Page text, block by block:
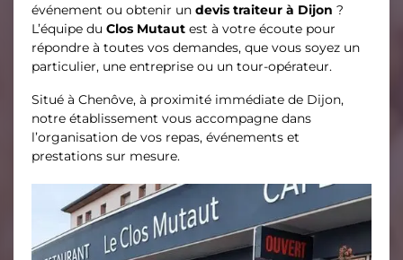
événement ou obtenir un devis traiteur à Dijon ?
L’équipe du Clos Mutaut est à votre écoute pour
répondre à toutes vos demandes, que vous soyez un
particulier, une entreprise ou un tour-opérateur.
Situé à Chenôve, à proximité immédiate de Dijon,
notre établissement vous accompagne dans
l’organisation de vos repas, événements et
prestations sur mesure.